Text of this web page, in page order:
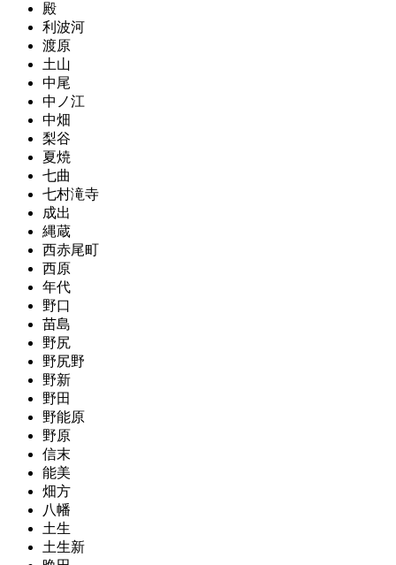
殿
利波河
渡原
土山
中尾
中ノ江
中畑
梨谷
夏焼
七曲
七村滝寺
成出
縄蔵
西赤尾町
西原
年代
野口
苗島
野尻
野尻野
野新
野田
野能原
野原
信末
能美
畑方
八幡
土生
土生新